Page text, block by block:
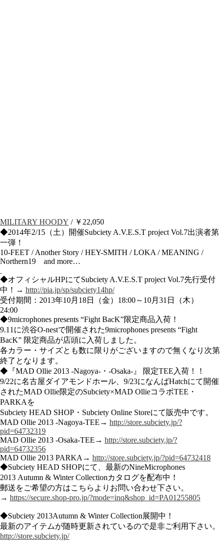
MILITARY HOODY / ￥22,050
◆2014年2/15（土）開催Subciety A.V.E.S.T project Vol.7出演者第
一弾！
10-FEET / Another Story / HEY-SMITH / LOKA / MEANING /
Northern19 and more…
◆オフィシャルHPにてSubciety A.V.E.S.T project Vol.7先行受付
中！→ http://pia.jp/sp/subciety14hp/
受付期間：2013年10月18日（金）18:00～10月31日（木）
24:00
◆9microphones presents “Fight BacK”限定商品入荷！
9.11に渋谷O-nestで開催された9microphones presents “Fight
BacK” 限定商品が店頭に入荷しました。
各カラー・サイズとも数に限りがございますので無くなり次第
終了となります。
◆『MAD Ollie 2013 -Nagoya-・-Osaka-』 限定TEE入荷！！
9/22に名古屋ダイアモンドホール、9/23になんばHatchにて開催
されたMAD Ollie限定のSubciety×MAD OllieコラボTEE・
PARKAを
Subciety HEAD SHOP・Subciety Online Storeにて販売中です。
MAD Ollie 2013 -Nagoya-TEE→ http://store.subciety.jp/?
pid=64732319
MAD Ollie 2013 -Osaka-TEE→ http://store.subciety.jp/?
pid=64732356
MAD Ollie 2013 PARKA→ http://store.subciety.jp/?pid=64732418
◆Subciety HEAD SHOPにて、最新のNineMicrophones
2013 Autumn & Winter Collectionカタログを配布中！
郵送をご希望の方はこちらよりお問い合わせ下さい。
→ https://secure.shop-pro.jp/?mode=inq&shop_id=PA01255805
◆Subciety 2013Autumn & Winter Collection展開中！
最新のアイテムが随時更新されているので是非ご利用下さい。
http://store.subciety.jp/